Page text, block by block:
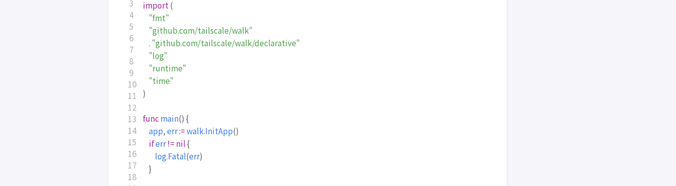
4
14
import (
"fmt"
"github.com/tailscale/walk"
. "github.com/tailscale/walk/declarative"
"log"
"runtime"
"time"
)
func main() {
app,err:=walk.InitApp()
iferr!= nil{
log.Fatal(err)
}